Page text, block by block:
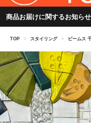
商品お届けに関するお知らせ
TOP > スタイリング > ビームス